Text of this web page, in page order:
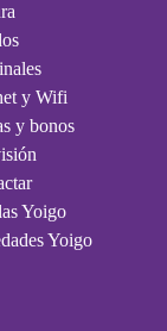
y Wifi
y bonos
Yoigo
Yoigo